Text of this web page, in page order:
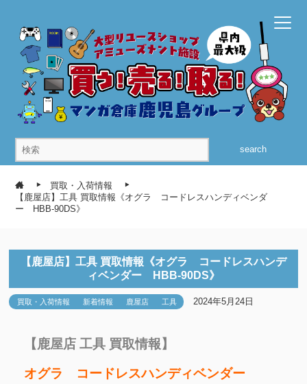
search
買取・入荷情報
【鹿屋店】工具 買取情報《オグラ コードレスハンディベンダ
ー HBB-90DS》
【鹿屋店】工具 買取情報《オグラ コードレスハンデ
ィベンダー HBB-90DS》
買取・入荷情報 新着情報 鹿屋店 工具 2024年5月24日
【鹿屋店 工具 買取情報】
オグラ コードレスハンディベンダー